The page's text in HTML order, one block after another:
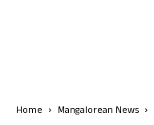
Home Mangalorean News